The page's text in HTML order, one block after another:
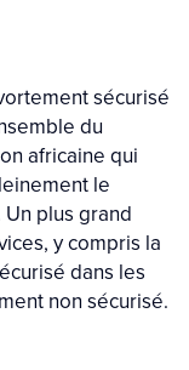
sécurisé
du
africaine qui
le
plus grand
y compris la
dans les
non sécurisé.